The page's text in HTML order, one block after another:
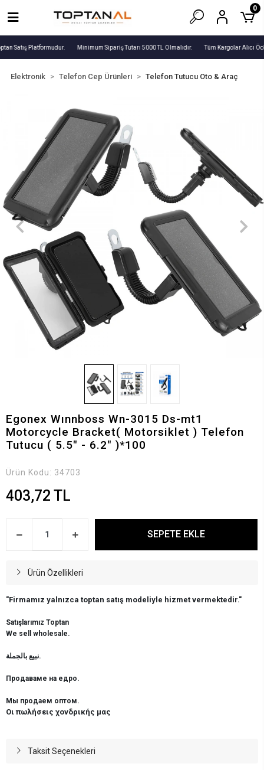
Satış Platformudur. Minimum Sipariş Tutarı 5000 TL Olmalıdır. Tüm Kargolar Alıcı
0
Elektronik Telefon Cep Ürünleri Telefon Tutucu Oto & Araç
Egonex Wınnboss Wn-3015 Ds-mt1
Motorcycle Bracket( Motorsiklet ) Telefon
Tutucu ( 5.5" - 6.2" )*100
Ürün Kodu: 34703
403,72 TL
SEPETE EKLE
Ürün Özellikleri
"Firmamız yalnızca toptan satış modeliyle hizmet vermektedir."
Satışlarımız Toptan
We sell wholesale.
نبيع بالجملة.
Продаваме на едро.
Мы продаем оптом.
Οι πωλήσεις χονδρικής μας
Taksit Seçenekleri